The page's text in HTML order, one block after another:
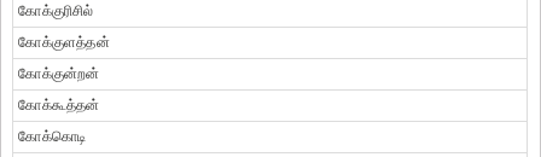
கோக்குரிசில்
கோக்குளத்தன்
கோக்குன்றன்
கோக்கூத்தன்
கோக்கொடி